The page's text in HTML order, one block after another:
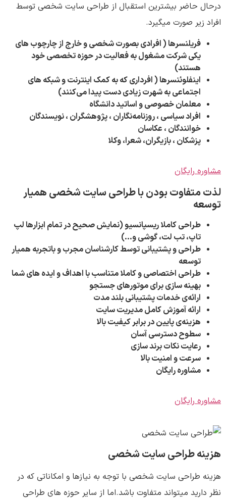
درحال حاضر بیشترین استقبال از طراحی سایت شخصی توسط
افراد زیر صورت میگیرد.
فریلنسرها ( افرادی بصورت شخصی و خارج از چارچوب های
یکی شرکت مشغول به فعالیت در حوزه تخصصی خود
هستند)
اینفلوئنسرها ( افرداری که به کمک اینترنت و شبکه های
اجتماعی به شهرت زیادی دست پیدا می‌کنند)
معلمان خصوصی واساتید دانشگاه
افراد سیاسی ،روزنامه‌نگاران ،پژوهشگران ،نویسندگان
خوانندگان ، عکاسان
پزشکان ،بازیگران،شعرا،وکلا
مشاوره رایگان
لذت متفاوت بودن با طراحی سایت شخصی همیار
توسعه
طراحی کاملا ریسپانسیو (نمایش صحیح در تمام ابزارها لپ
تاپ، تب لت، گوشی و…)
طراحی و پشتیبانی توسط کارشناسان مجرب و باتجربه همیار
توسعه
طراحی اختصاصی و کاملا متناسب با اهداف و ایده های شما
بهینه سازی برای موتورهای جستجو
ارائه‌ی خدمات پشتیبانی بلند مدت
ارائه آموزش کامل مدیریت سایت
هزینه‌ی پایین در برابر کیفیت بالا
سطوح دسترسی آسان
رعایت نکات برند سازی
سرعت و امنیت بالا
مشاوره رایگان
مشاوره رایگان
هزینه طراحی سایت شخصی
هزینه طراحی سایت شخصی با توجه به نیازها و امکاناتی که در
نظر دارید میتواند متفاوت باشد.اما از سایر حوزه های طراحی